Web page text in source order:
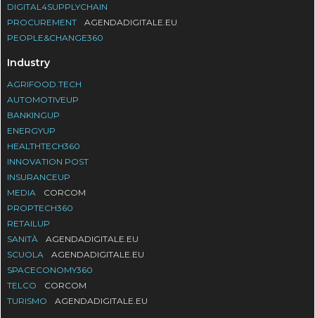
DIGITAL4SUPPLYCHAIN
PROCUREMENT
AGENDADIGITALE.EU
PEOPLE&CHANGE360
Industry
AGRIFOOD.TECH
AUTOMOTIVEUP
BANKINGUP
ENERGYUP
HEALTHTECH360
INNOVATION POST
INSURANCEUP
MEDIA
CORCOM
PROPTECH360
RETAILUP
SANITÀ
AGENDADIGITALE.EU
SCUOLA
AGENDADIGITALE.EU
SPACECONOMY360
TELCO
CORCOM
TURISMO
AGENDADIGITALE.EU